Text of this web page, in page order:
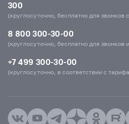
300
(круглосуточно, бесплатно для звонков
8 800 300-30-00
(круглосуточно, бесплатно для звонков
+7 499 300-30-00
(круглосуточно, в соответствии с